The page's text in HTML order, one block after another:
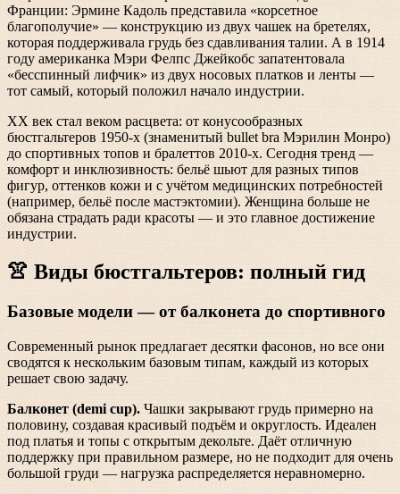
Франции: Эрмине Кадоль представила «корсетное
благополучие» — конструкцию из двух чашек на бретелях,
которая поддерживала грудь без сдавливания талии. А в 1914
году американка Мэри Фелпс Джейкобс запатентовала
«бесспинный лифчик» из двух носовых платков и ленты —
тот самый, который положил начало индустрии.
XX век стал веком расцвета: от конусообразных
бюстгальтеров 1950-х (знаменитый bullet bra Мэрилин Монро)
до спортивных топов и бралеттов 2010-х. Сегодня тренд —
комфорт и инклюзивность: бельё шьют для разных типов
фигур, оттенков кожи и с учётом медицинских потребностей
(например, бельё после мастэктомии). Женщина больше не
обязана страдать ради красоты — и это главное достижение
индустрии.
👚 Виды бюстгальтеров: полный гид
Базовые модели — от балконета до спортивного
Современный рынок предлагает десятки фасонов, но все они
сводятся к нескольким базовым типам, каждый из которых
решает свою задачу.
Балконет (demi cup). Чашки закрывают грудь примерно на
половину, создавая красивый подъём и округлость. Идеален
под платья и топы с открытым декольте. Даёт отличную
поддержку при правильном размере, но не подходит для очень
большой груди — нагрузка распределяется неравномерно.